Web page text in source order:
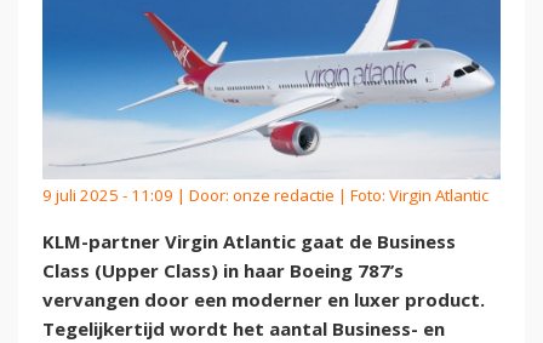
9 juli 2025 - 11:09 | Door: onze redactie | Foto: Virgin Atlantic
KLM-partner Virgin Atlantic gaat de Business
Class (Upper Class) in haar Boeing 787’s
vervangen door een moderner en luxer product.
Tegelijkertijd wordt het aantal Business- en